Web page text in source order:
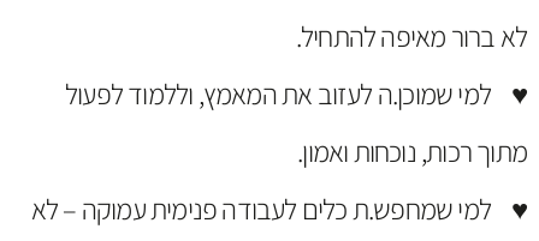
לא ברור מאיפה להתחיל.
♥ למי שמוכן.ה לעזוב את המאמץ, וללמוד לפעול
מתוך רכות, נוכחות ואמון.
♥ למי שמחפש.ת כלים לעבודה פנימית עמוקה – לא